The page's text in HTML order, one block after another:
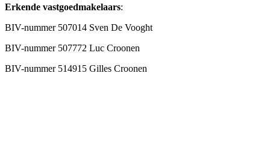
Erkende vastgoedmakelaars:
BIV-nummer 507014 Sven De Vooght
BIV-nummer 507772 Luc Croonen
BIV-nummer 514915 Gilles Croonen